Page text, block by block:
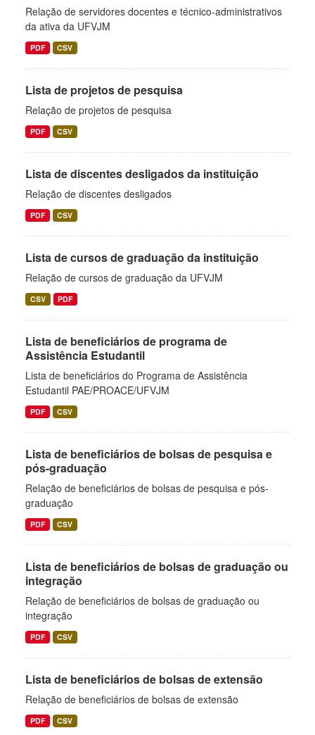
Relação de servidores docentes e técnico-administrativos
da ativa da UFVJM
PDF CSV
Lista de projetos de pesquisa
Relação de projetos de pesquisa
PDF CSV
Lista de discentes desligados da instituição
Relação de discentes desligados
PDF CSV
Lista de cursos de graduação da instituição
Relação de cursos de graduação da UFVJM
CSV PDF
Lista de beneficiários de programa de
Assistência Estudantil
Lista de beneficiários do Programa de Assistência
Estudantil PAE/PROACE/UFVJM
PDF CSV
Lista de beneficiários de bolsas de pesquisa e
pós-graduação
Relação de beneficiários de bolsas de pesquisa e pós-
graduação
PDF CSV
Lista de beneficiários de bolsas de graduação ou
integração
Relação de beneficiários de bolsas de graduação ou
integração
PDF CSV
Lista de beneficiários de bolsas de extensão
Relação de beneficiários de bolsas de extensão
PDF CSV